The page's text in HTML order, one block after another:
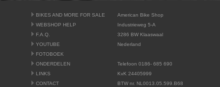
BIKES AND MORE FOR SALE
WEBSHOP HELP
F.A.Q.
YOUTUBE
FOTOBOEK
ONDERDELEN
LINKS
CONTACT
American Bike Shop
Industrieweg 5-A
3286 BW Klaaswaal
Nederland
Telefoon 0186- 685 690
KvK 24405999
BTW nr. NL0013.05.599.B68